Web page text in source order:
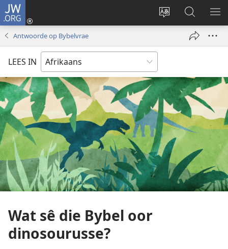
JW.ORG
Verander
Meld
aan
venster
Soek
op
JW.ORG
Antwoorde op Bybelvrae
LEES IN
Wat sê die Bybel oor
dinosourusse?